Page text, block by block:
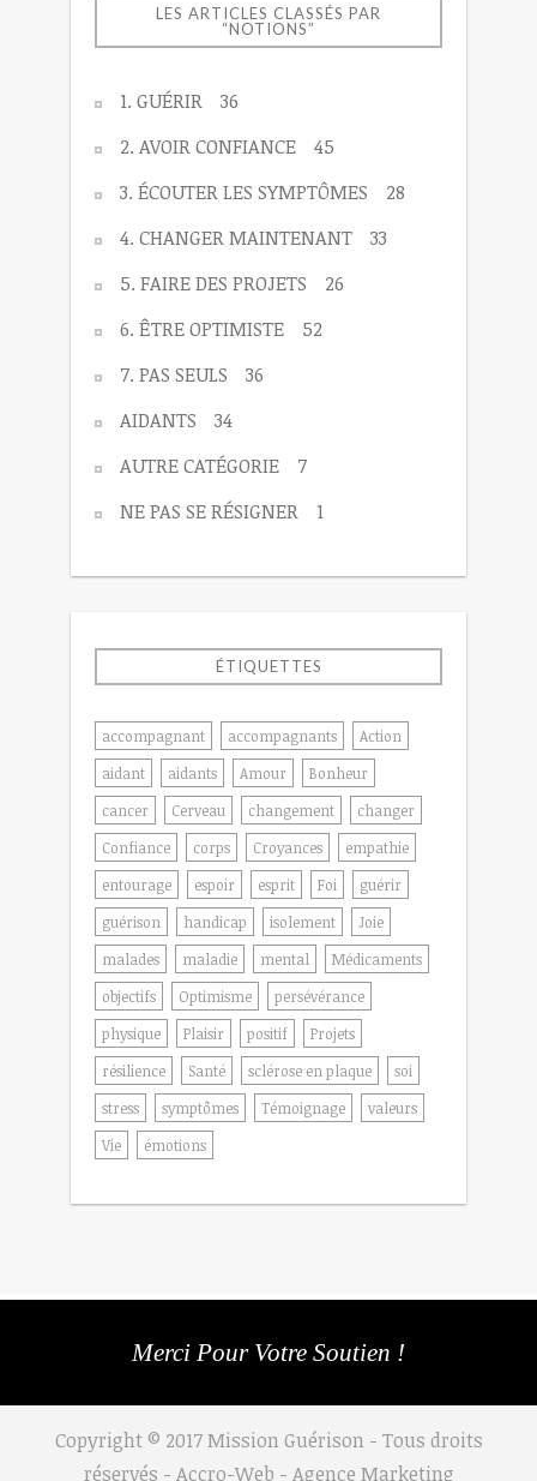
LES ARTICLES CLASSÉS PAR
“NOTIONS”
1. GUÉRIR
36
2. AVOIR CONFIANCE
45
3. ÉCOUTER LES SYMPTÔMES
28
4. CHANGER MAINTENANT
33
5. FAIRE DES PROJETS
26
6. ÊTRE OPTIMISTE
52
7. PAS SEULS
36
AIDANTS
34
AUTRE CATÉGORIE
7
NE PAS SE RÉSIGNER
1
ÉTIQUETTES
accompagnant accompagnants
Action
aidant
aidants Amour
Bonheur
cancer
Cerveau changement
changer
Confiance
corps Croyances
empathie
entourage
espoir esprit Foi
guérir
guérison
handicap isolement
Joie
malades
maladie mental
Médicaments
objectifs
Optimisme
persévérance
physique
Plaisir positif
Projets
résilience
Santé sclérose en plaque
soi
stress
symptômes Témoignage
valeurs
Vie
émotions
Merci Pour Votre Soutien !
Copyright © 2017 Mission Guérison - Tous droits
réservés - Accro-Web - Agence Marketing